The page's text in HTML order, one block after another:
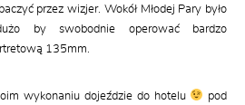
przez wizjer. Wokół Młodej Pary było
by swobodnie operować bardzo
135mm.
wykonaniu dojeździe do hotelu
pod